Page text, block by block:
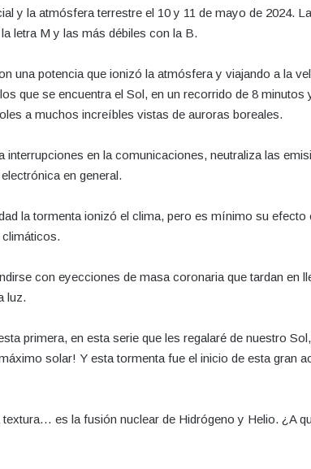
y la atmósfera terrestre el 10 y 11 de mayo de 2024.
letra M y las más débiles con la B.
una potencia que ionizó la atmósfera y viajando a la
que se encuentra el Sol, en un recorrido de 8 minutos
a muchos increíbles vistas de auroras boreales.
interrupciones en la comunicaciones, neutraliza las
en general.
la tormenta ionizó el clima, pero es mínimo su efecto
con eyecciones de masa coronaria que tardan en
luz.
primera, en esta serie que les regalaré de nuestro Sol,
solar! Y esta tormenta fue el inicio de esta gran
es la fusión nuclear de Hidrógeno y Helio. ¿A